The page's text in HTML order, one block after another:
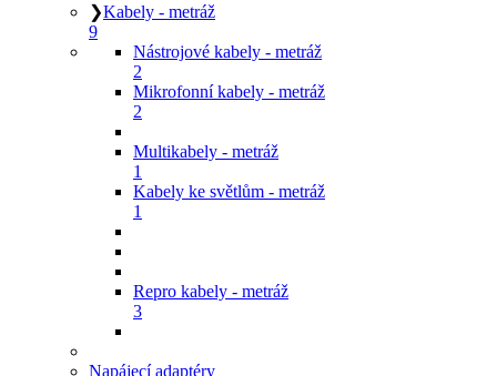
❯Kabely - metráž
9
Nástrojové kabely - metráž
2
Mikrofonní kabely - metráž
2
Multikabely - metráž
1
Kabely ke světlům - metráž
1
Repro kabely - metráž
3
Napájecí adaptéry